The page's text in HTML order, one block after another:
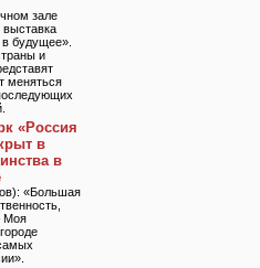
зале
будущее».
и
меняться
«Россия
в
в
«Большая
Моя